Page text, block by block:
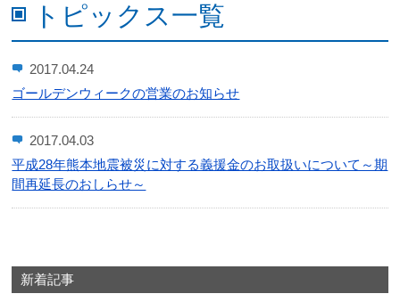
成協友の会活動記録
カードに関する注意・緊急連絡先
トピックス一覧
2017.04.24
ゴールデンウィークの営業のお知らせ
2017.04.03
平成28年熊本地震被災に対する義援金のお取扱いについて～期
間再延長のおしらせ～
新着記事